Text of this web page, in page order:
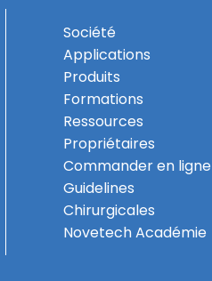
Sous-total :
Société
Applications
Produits
Formations
Ressources
Propriétaires
Commander en ligne
Guidelines
Chirurgicales
Novetech Académie